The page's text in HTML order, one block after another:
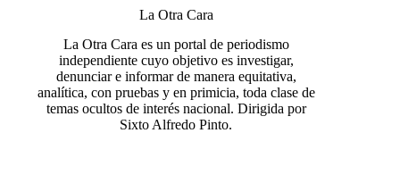
La Otra Cara
La Otra Cara es un portal de periodismo
independiente cuyo objetivo es investigar,
denunciar e informar de manera equitativa,
analítica, con pruebas y en primicia, toda clase de
temas ocultos de interés nacional. Dirigida por
Sixto Alfredo Pinto.